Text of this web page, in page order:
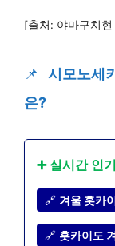
[출처: 야마구치
📌 시모노세
은?
➕ 실시간 인
🔗 겨울 홋카
🔗 홋카이도